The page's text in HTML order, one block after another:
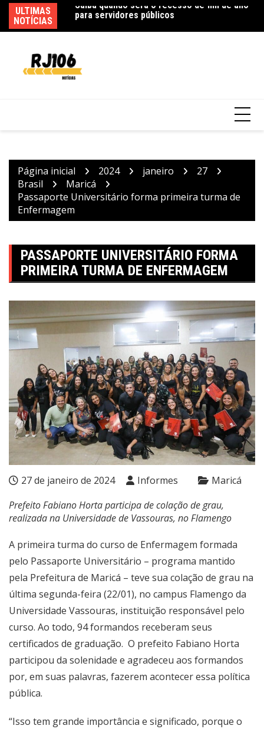
para
o
ULTIMAS
NOTÍCIAS
Página inicial 2024 janeiro
27
Brasil
Maricá
Passaporte Universitário forma primeira turma de
Enfermagem
PASSAPORTE UNIVERSITÁRIO FORMA
PRIMEIRA TURMA DE ENFERMAGEM
27 de janeiro de 2024 Informes
Maricá
Prefeito Fabiano Horta participa de colação de grau,
realizada na Universidade de Vassouras, no Flamengo
A primeira turma do curso de Enfermagem formada
pelo Passaporte Universitário – programa mantido
pela Prefeitura de Maricá – teve sua colação de grau na
última segunda-feira (22/01), no campus Flamengo da
Universidade Vassouras, instituição responsável pelo
curso. Ao todo, 94 formandos receberam seus
certificados de graduação. O prefeito Fabiano Horta
participou da solenidade e agradeceu aos formandos
por, em suas palavras, fazerem acontecer essa política
pública.
“Isso tem grande importância e significado, porque o